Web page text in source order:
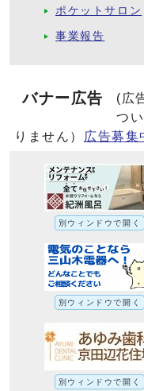
ポケットサロン
事業報告
バナー広告
(広
つ
りません）
広告募集
別ウィンドウで開く
別ウィンドウで開く
別ウィンドウで開く